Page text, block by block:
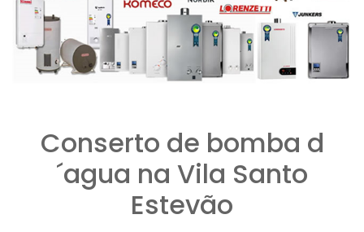
Conserto de bomba d
´agua na Vila Santo
Estevão